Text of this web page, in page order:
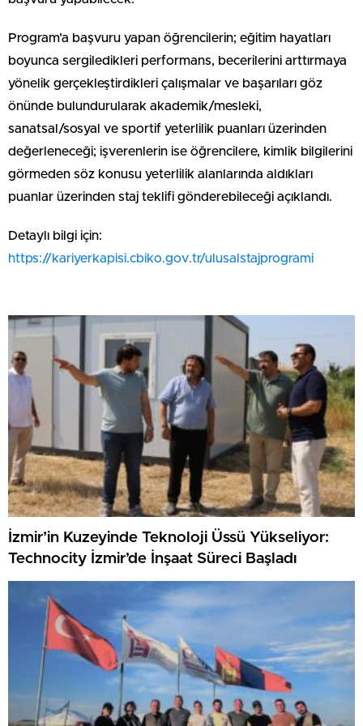
Program’a başvuru yapan öğrencilerin; eğitim hayatları
boyunca sergiledikleri performans, becerilerini arttırmaya
yönelik gerçekleştirdikleri çalışmalar ve başarıları göz
önünde bulundurularak akademik/mesleki,
sanatsal/sosyal ve sportif yeterlilik puanları üzerinden
değerleneceği; işverenlerin ise öğrencilere, kimlik bilgilerini
görmeden söz konusu yeterlilik alanlarında aldıkları
puanlar üzerinden staj teklifi gönderebileceği açıklandı.
Detaylı bilgi için:
https://kariyerkapisi.cbiko.gov.tr/ulusalstajprogrami
İzmir’in Kuzeyinde Teknoloji Üssü Yükseliyor:
Technocity İzmir’de İnşaat Süreci Başladı